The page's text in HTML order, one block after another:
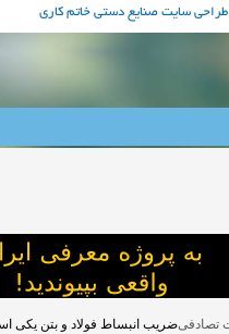
طراحی سایت صنایع دستی خاتم کاری
ضریب انبساط فولاد و بتن یکی